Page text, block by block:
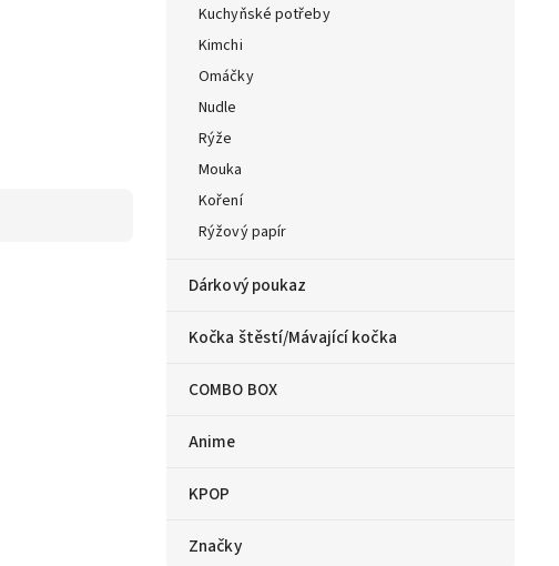
Kuchyňské potřeby
Kimchi
Omáčky
Nudle
Rýže
Mouka
Koření
Rýžový papír
Dárkový poukaz
Kočka štěstí/Mávající kočka
COMBO BOX
Anime
KPOP
Značky